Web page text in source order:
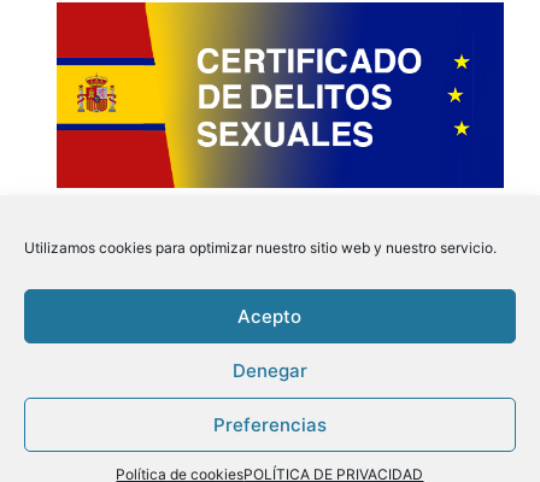
Utilizamos cookies para optimizar nuestro sitio web y nuestro servicio.
Acepto
Denegar
Preferencias
Política de cookiesPOLÍTICA DE PRIVACIDAD
Instagram
Politica de Privacidad
Cookies | Tu Certificado.online © 2026